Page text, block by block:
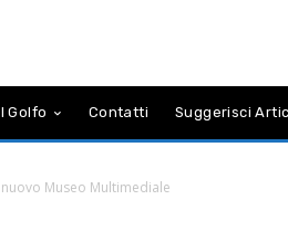
Golfo Contatti Suggerisci
Museo Multimediale